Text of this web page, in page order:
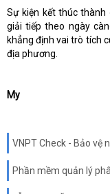
Sự kiện kết thúc
giải tiếp theo ngày
khẳng định vai trò tích
địa phương.
My
VNPT Check - Bảo vệ
Phần mềm quản lý